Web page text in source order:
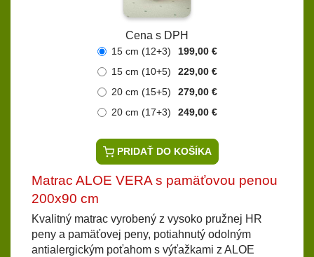
Cena s DPH
15 cm (12+3)
199,00 €
15 cm (10+5)
229,00 €
20 cm (15+5)
279,00 €
20 cm (17+3)
249,00 €
PRIDAŤ DO KOŠÍKA
Matrac ALOE VERA s pamäťovou penou
200x90 cm
Kvalitný matrac vyrobený z vysoko pružnej HR
peny a pamäťovej peny, potiahnutý odolným
antialergickým poťahom s výťažkami z ALOE